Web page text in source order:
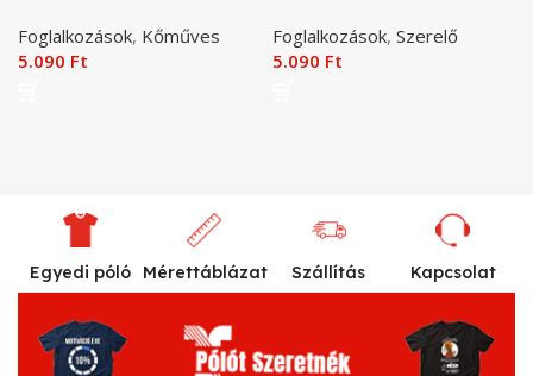
Foglalkozások, Kőműves
5.090 Ft
Foglalkozások, Szerelő
5.090 Ft
Egyedi póló Mérettáblázat Szállítás Kapcsolat